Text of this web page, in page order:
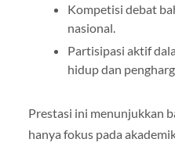
Kompetisi debat
nasional.
Partisipasi aktif
hidup dan
Prestasi ini menunjukkan
hanya fokus pada